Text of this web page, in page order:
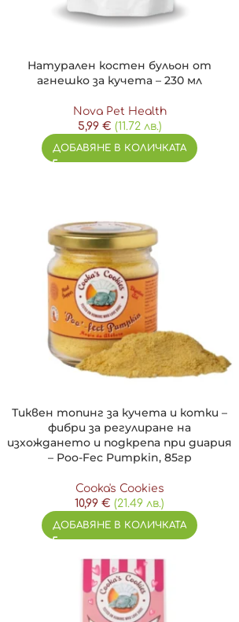
Натурален костен бульон от
агнешко за кучета – 230 мл
Nova Pet Health
5,99 € (11.72 лв.)
ДОБАВЯНЕ В КОЛИЧКАТА
Тиквен топинг за кучета и котки –
фибри за регулиране на
изхождането и подкрепа при диария
– Poo-Fec Pumpkin, 85гр
Cooka's Cookies
10,99€ (21.49 лв.)
ДОБАВЯНЕ В КОЛИЧКАТА